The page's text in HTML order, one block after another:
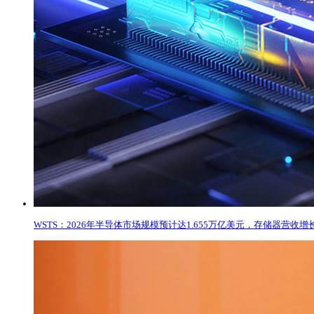
WSTS：2026年半导体市场规模预计达1.655万亿美元，存储器营收增